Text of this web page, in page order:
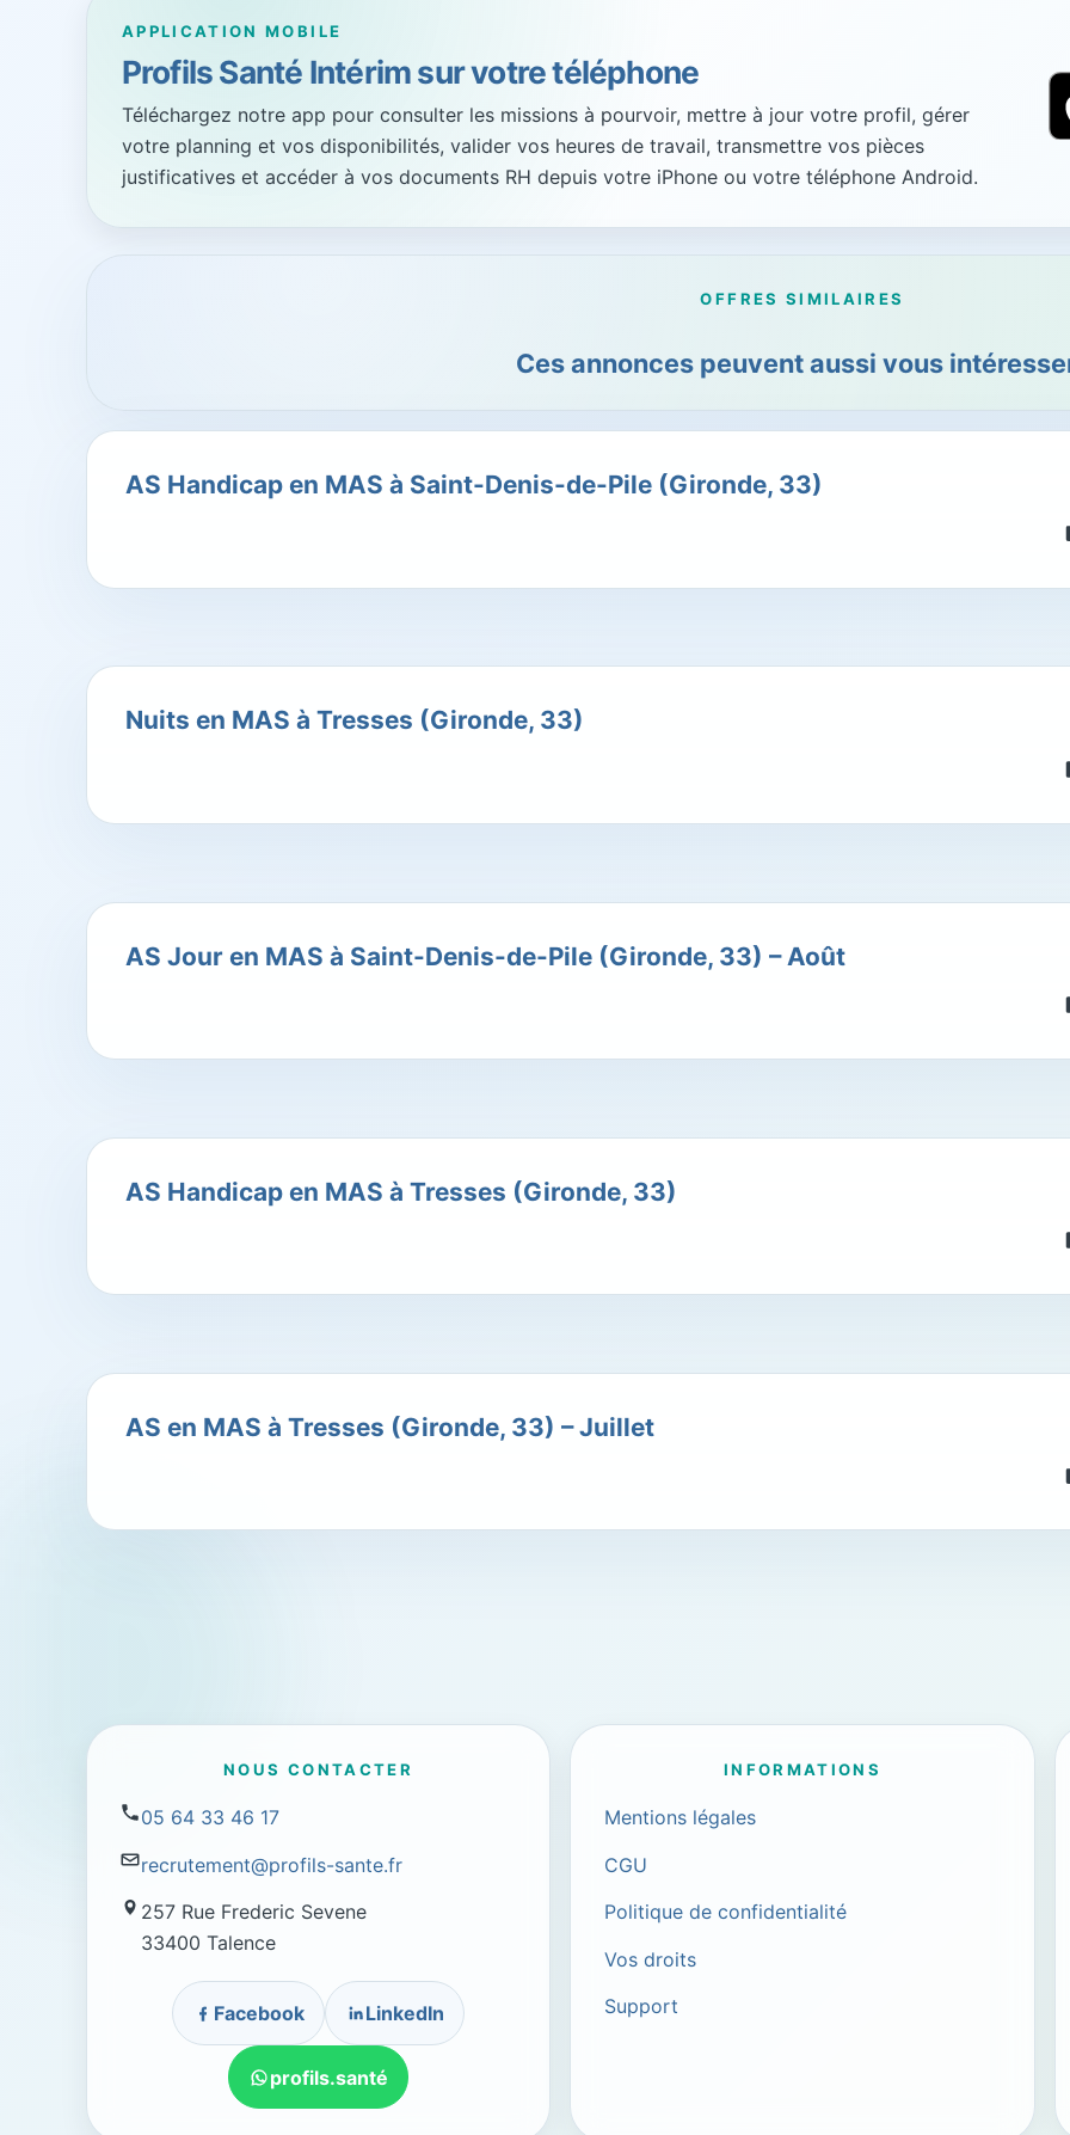
APPLICATION MOBILE
Profils Santé Intérim sur votre téléphone
Téléchargez notre app pour consulter les missions à pourvoir, mettre à jour votre profil, gérer
votre planning et vos disponibilités, valider vos heures de travail, transmettre vos pièces
justificatives et accéder à vos documents RH depuis votre iPhone ou votre téléphone Android.
OFFRES SIMILAIRES
Ces annonces peuvent aussi vous
AS Handicap en MAS à Saint-Denis-de-Pile (Gironde, 33)
Nuits en MAS à Tresses (Gironde, 33)
AS Jour en MAS à Saint-Denis-de-Pile (Gironde, 33) – Août
AS Handicap en MAS à Tresses (Gironde, 33)
AS en MAS à Tresses (Gironde, 33) – Juillet
NOUS CONTACTER
05 64 33 46 17
recrutement@profils-sante.fr
257 Rue Frederic Sevene
33400 Talence
Facebook LinkedIn
profils.santé
INFORMATIONS
Mentions légales
CGU
Politique de confidentialité
Vos droits
Support